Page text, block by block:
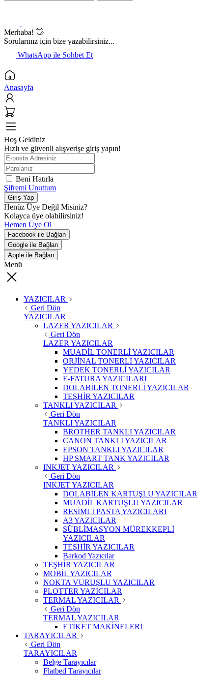
Merhaba! 👋
Sorularınız için bize yazabilirsiniz...
WhatsApp ile Sohbet Et
Anasayfa
Hoş Geldiniz
Hızlı ve güvenli alışverişe giriş yapın!
Beni Hatırla
Şifremi Unuttum
Giriş Yap
Henüz Üye Değil Misiniz?
Kolayca üye olabilirsiniz!
Hemen Üye Ol
Facebook ile Bağlan
Google ile Bağlan
Apple ile Bağlan
Menü
YAZICILAR
Geri Dön
YAZICILAR
LAZER YAZICILAR
Geri Dön
LAZER YAZICILAR
MUADİL TONERLİ YAZICILAR
ORJİNAL TONERLİ YAZICILAR
YEDEK TONERLİ YAZICILAR
E-FATURA YAZICILARI
DOLABİLEN TONERLİ YAZICILAR
TEŞHİR YAZICILAR
TANKLI YAZICILAR
Geri Dön
TANKLI YAZICILAR
BROTHER TANKLI YAZICILAR
CANON TANKLI YAZICILAR
EPSON TANKLI YAZICILAR
HP SMART TANK YAZICILAR
INKJET YAZICILAR
Geri Dön
INKJET YAZICILAR
DOLABİLEN KARTUŞLU YAZICILAR
MUADİL KARTUŞLU YAZICILAR
RESİMLİ PASTA YAZICILARI
A3 YAZICILAR
SÜBLİMASYON MÜREKKEPLİ
YAZICILAR
TEŞHİR YAZICILAR
Barkod Yazıcılar
TEŞHİR YAZICILAR
MOBİL YAZICILAR
NOKTA VURUŞLU YAZICILAR
PLOTTER YAZICILAR
TERMAL YAZICILAR
Geri Dön
TERMAL YAZICILAR
ETİKET MAKİNELERİ
TARAYICILAR
Geri Dön
TARAYICILAR
Belge Tarayıcılar
Flatbed Tarayıcılar